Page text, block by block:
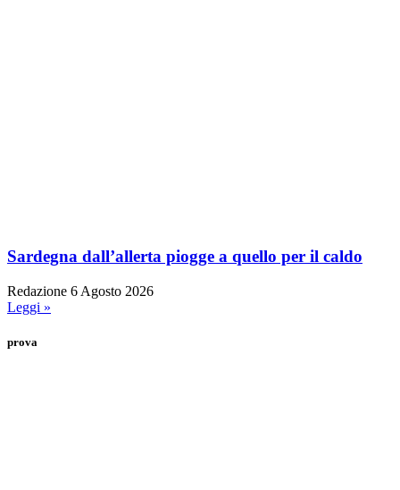
Sardegna dall’allerta piogge a quello per il caldo
Redazione 6 Agosto 2026
Leggi »
prova